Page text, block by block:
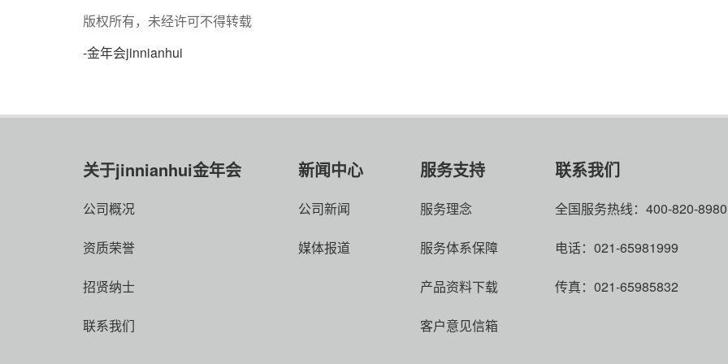
版权所有，未经许可不得转载
-金年会jinnianhui
关于jinnianhui金年会
公司概况
资质荣誉
招贤纳士
联系我们
新闻中心
公司新闻
媒体报道
服务支持
服务理念
服务体系保障
产品资料下载
客户意见信箱
联系我们
全国服务热线：400-820-8980
电话：021-65981999
传真：021-65985832